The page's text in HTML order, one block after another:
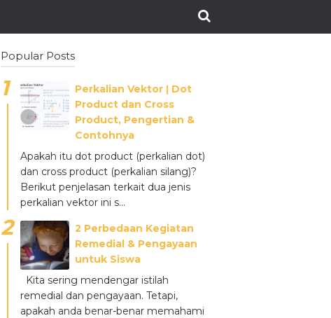
Popular Posts
Perkalian Vektor ǀ Dot
Product dan Cross
Product, Pengertian &
Contohnya
Apakah itu dot product (perkalian dot)
dan cross product (perkalian silang)?
Berikut penjelasan terkait dua jenis
perkalian vektor ini s...
2 Perbedaan Kegiatan
Remedial & Pengayaan
untuk Siswa
Kita sering mendengar istilah
remedial dan pengayaan. Tetapi,
apakah anda benar-benar memahami